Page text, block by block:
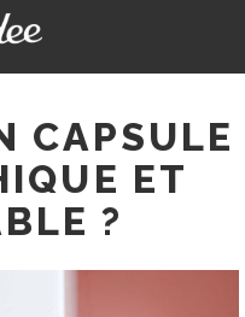
CAPSULE
ET
?